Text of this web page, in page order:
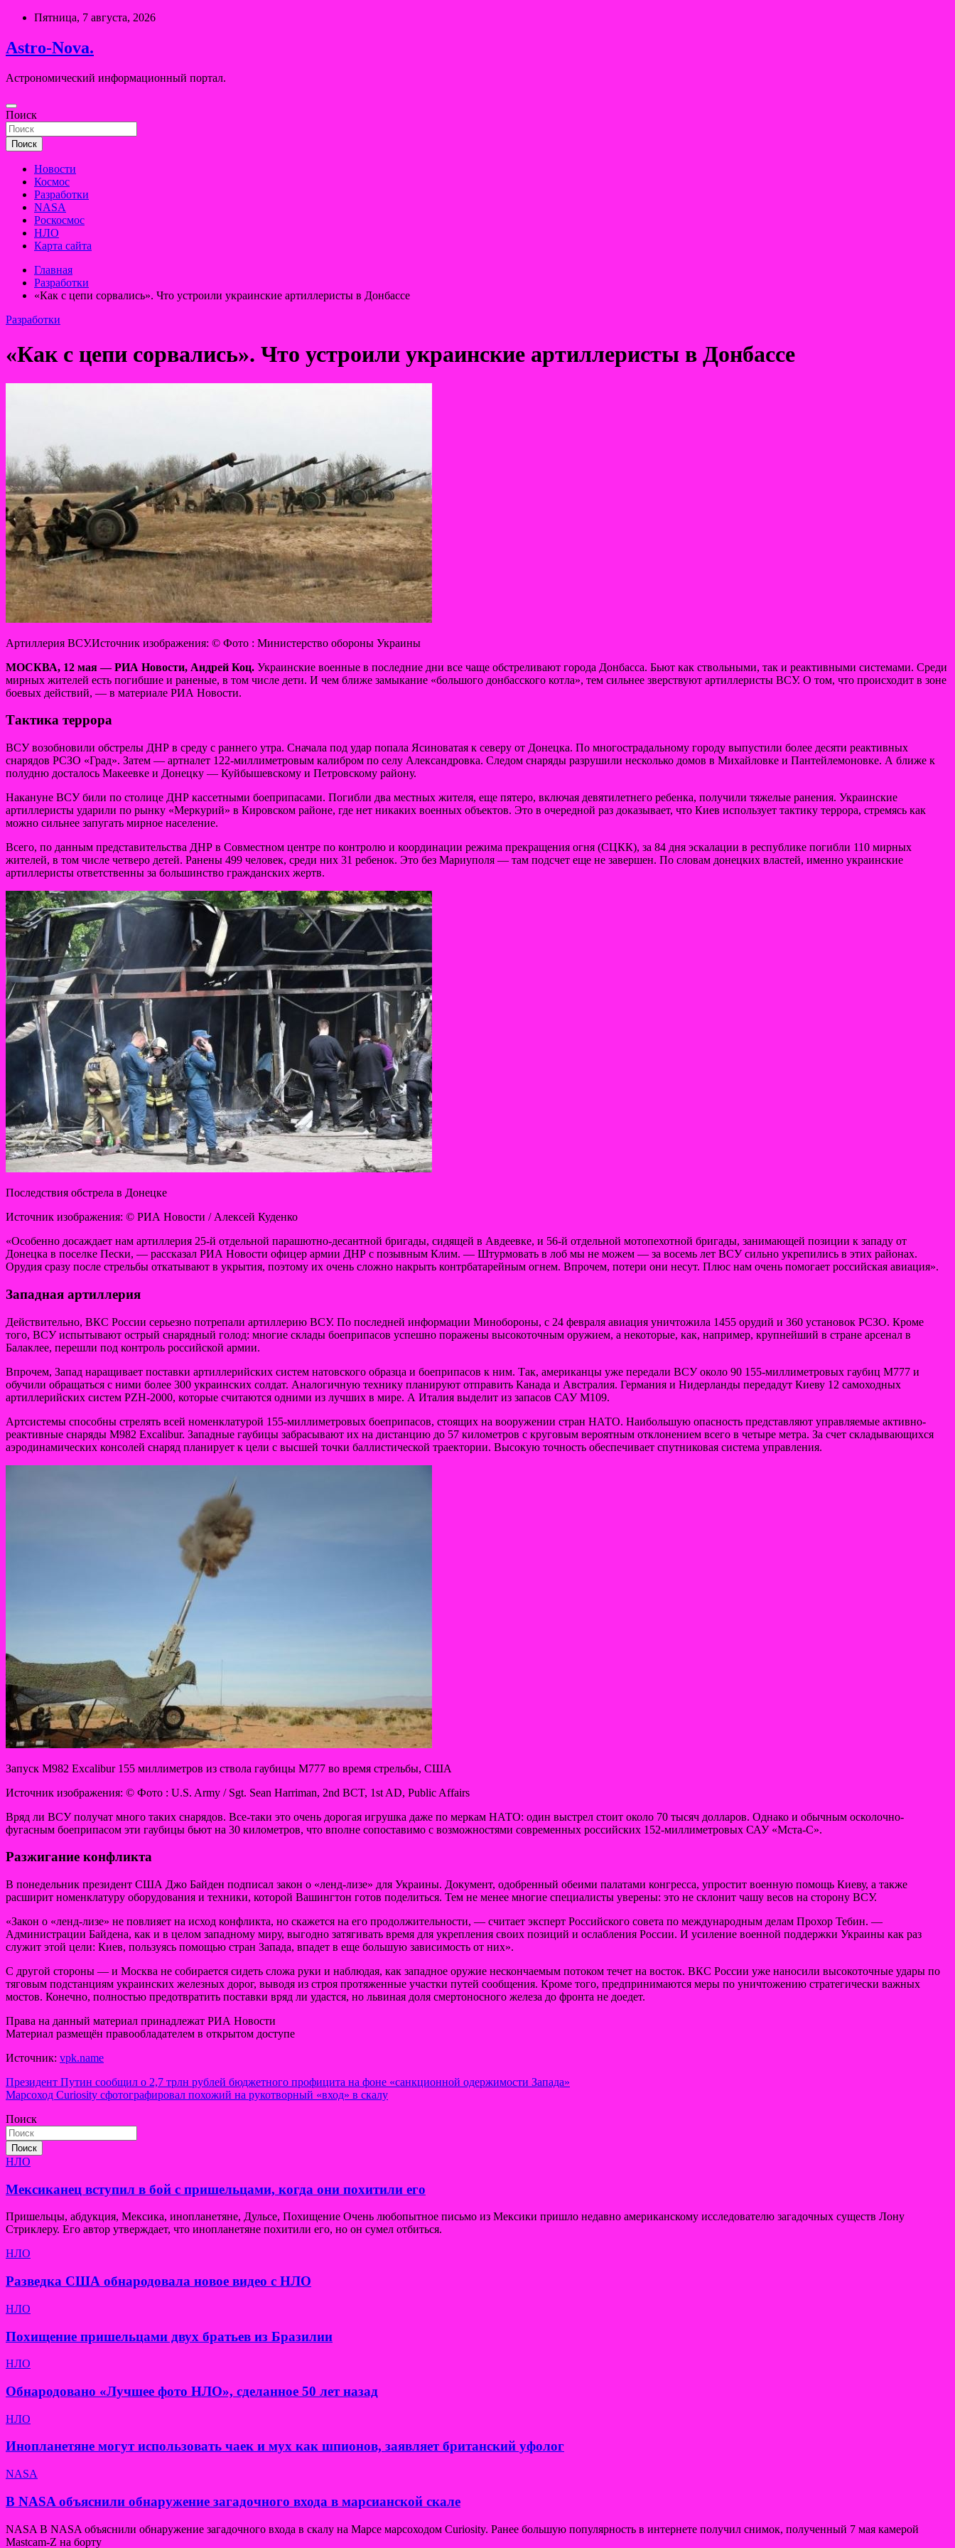
Перейти
содержимому
Пятница, 7 августа, 2026
Astro-Nova.
Астрономический информационный портал.
Поиск
Поиск
Новости
Космос
Разработки
NASA
Роскосмос
НЛО
Карта сайта
Главная
Разработки
«Как с цепи сорвались». Что устроили украинские артиллеристы в Донбассе
Разработки
«Как с цепи сорвались». Что устроили украинские артиллеристы в Донбассе
Артиллерия ВСУ.Источник изображения: © Фото : Министерство обороны Украины
МОСКВА, 12 мая — РИА Новости, Андрей Коц. Украинские военные в последние дни все чаще обстреливают города Донбасса. Бьют как ствольными, так и реактивными системами. Среди
мирных жителей есть погибшие и раненые, в том числе дети. И чем ближе замыкание «большого донбасского котла», тем сильнее зверствуют артиллеристы ВСУ. О том, что происходит в зоне
боевых действий, — в материале РИА Новости.
Тактика террора
ВСУ возобновили обстрелы ДНР в среду с раннего утра. Сначала под удар попала Ясиноватая к северу от Донецка. По многострадальному городу выпустили более десяти реактивных
снарядов РСЗО «Град». Затем — артналет 122-миллиметровым калибром по селу Александровка. Следом снаряды разрушили несколько домов в Михайловке и Пантейлемоновке. А ближе к
полудню досталось Макеевке и Донецку — Куйбышевскому и Петровскому району.
Накануне ВСУ били по столице ДНР кассетными боеприпасами. Погибли два местных жителя, еще пятеро, включая девятилетнего ребенка, получили тяжелые ранения. Украинские
артиллеристы ударили по рынку «Меркурий» в Кировском районе, где нет никаких военных объектов. Это в очередной раз доказывает, что Киев использует тактику террора, стремясь как
можно сильнее запугать мирное население.
Всего, по данным представительства ДНР в Совместном центре по контролю и координации режима прекращения огня (СЦКК), за 84 дня эскалации в республике погибли 110 мирных
жителей, в том числе четверо детей. Ранены 499 человек, среди них 31 ребенок. Это без Мариуполя — там подсчет еще не завершен. По словам донецких властей, именно украинские
артиллеристы ответственны за большинство гражданских жертв.
Последствия обстрела в Донецке
Источник изображения: © РИА Новости / Алексей Куденко
«Особенно досаждает нам артиллерия 25-й отдельной парашютно-десантной бригады, сидящей в Авдеевке, и 56-й отдельной мотопехотной бригады, занимающей позиции к западу от
Донецка в поселке Пески, — рассказал РИА Новости офицер армии ДНР с позывным Клим. — Штурмовать в лоб мы не можем — за восемь лет ВСУ сильно укрепились в этих районах.
Орудия сразу после стрельбы откатывают в укрытия, поэтому их очень сложно накрыть контрбатарейным огнем. Впрочем, потери они несут. Плюс нам очень помогает российская авиация».
Западная артиллерия
Действительно, ВКС России серьезно потрепали артиллерию ВСУ. По последней информации Минобороны, с 24 февраля авиация уничтожила 1455 орудий и 360 установок РСЗО. Кроме
того, ВСУ испытывают острый снарядный голод: многие склады боеприпасов успешно поражены высокоточным оружием, а некоторые, как, например, крупнейший в стране арсенал в
Балаклее, перешли под контроль российской армии.
Впрочем, Запад наращивает поставки артиллерийских систем натовского образца и боеприпасов к ним. Так, американцы уже передали ВСУ около 90 155-миллиметровых гаубиц М777 и
обучили обращаться с ними более 300 украинских солдат. Аналогичную технику планируют отправить Канада и Австралия. Германия и Нидерланды передадут Киеву 12 самоходных
артиллерийских систем PZH-2000, которые считаются одними из лучших в мире. А Италия выделит из запасов САУ M109.
Артсистемы способны стрелять всей номенклатурой 155-миллиметровых боеприпасов, стоящих на вооружении стран НАТО. Наибольшую опасность представляют управляемые активно-
реактивные снаряды M982 Excalibur. Западные гаубицы забрасывают их на дистанцию до 57 километров с круговым вероятным отклонением всего в четыре метра. За счет складывающихся
аэродинамических консолей снаряд планирует к цели с высшей точки баллистической траектории. Высокую точность обеспечивает спутниковая система управления.
Запуск M982 Excalibur 155 миллиметров из ствола гаубицы M777 во время стрельбы, США
Источник изображения: © Фото : U.S. Army / Sgt. Sean Harriman, 2nd BCT, 1st AD, Public Affairs
Вряд ли ВСУ получат много таких снарядов. Все-таки это очень дорогая игрушка даже по меркам НАТО: один выстрел стоит около 70 тысяч долларов. Однако и обычным осколочно-
фугасным боеприпасом эти гаубицы бьют на 30 километров, что вполне сопоставимо с возможностями современных российских 152-миллиметровых САУ «Мста-С».
Разжигание конфликта
В понедельник президент США Джо Байден подписал закон о «ленд-лизе» для Украины. Документ, одобренный обеими палатами конгресса, упростит военную помощь Киеву, а также
расширит номенклатуру оборудования и техники, которой Вашингтон готов поделиться. Тем не менее многие специалисты уверены: это не склонит чашу весов на сторону ВСУ.
«Закон о «ленд-лизе» не повлияет на исход конфликта, но скажется на его продолжительности, — считает эксперт Российского совета по международным делам Прохор Тебин. —
Администрации Байдена, как и в целом западному миру, выгодно затягивать время для укрепления своих позиций и ослабления России. И усиление военной поддержки Украины как раз
служит этой цели: Киев, пользуясь помощью стран Запада, впадет в еще большую зависимость от них».
С другой стороны — и Москва не собирается сидеть сложа руки и наблюдая, как западное оружие нескончаемым потоком течет на восток. ВКС России уже наносили высокоточные удары по
тяговым подстанциям украинских железных дорог, выводя из строя протяженные участки путей сообщения. Кроме того, предпринимаются меры по уничтожению стратегически важных
мостов. Конечно, полностью предотвратить поставки вряд ли удастся, но львиная доля смертоносного железа до фронта не доедет.
Права на данный материал принадлежат РИА Новости
Материал размещён правообладателем в открытом доступе
Источник: vpk.name
Навигация
по
записям
Президент Путин сообщил о 2,7 трлн рублей бюджетного профицита на фоне «санкционной одержимости Запада»
Марсоход Curiosity сфотографировал похожий на рукотворный «вход» в скалу
Поиск
Поиск
НЛО
Мексиканец вступил в бой с пришельцами, когда они похитили его
Пришельцы, абдукция, Мексика, инопланетяне, Дульсе, Похищение Очень любопытное письмо из Мексики пришло недавно американскому исследователю загадочных существ Лону
Стриклеру. Его автор утверждает, что инопланетяне похитили его, но он сумел отбиться.
НЛО
Разведка США обнародовала новое видео с НЛО
НЛО
Похищение пришельцами двух братьев из Бразилии
НЛО
Обнародовано «Лучшее фото НЛО», сделанное 50 лет назад
НЛО
Инопланетяне могут использовать чаек и мух как шпионов, заявляет британский уфолог
NASA
В NASA объяснили обнаружение загадочного входа в марсианской скале
NASA В NASA объяснили обнаружение загадочного входа в скалу на Марсе марсоходом Curiosity. Ранее большую популярность в интернете получил снимок, полученный 7 мая камерой
Mastcam-Z на борту